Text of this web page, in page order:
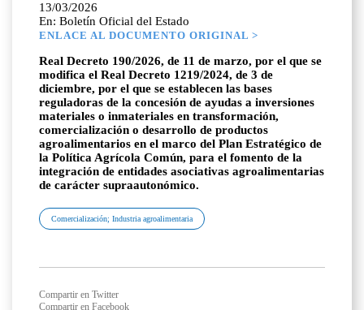
13/03/2026
En: Boletín Oficial del Estado
ENLACE AL DOCUMENTO ORIGINAL >
Real Decreto 190/2026, de 11 de marzo, por el que se
modifica el Real Decreto 1219/2024, de 3 de
diciembre, por el que se establecen las bases
reguladoras de la concesión de ayudas a inversiones
materiales o inmateriales en transformación,
comercialización o desarrollo de productos
agroalimentarios en el marco del Plan Estratégico de
la Política Agrícola Común, para el fomento de la
integración de entidades asociativas agroalimentarias
de carácter supraautonómico.
Comercialización; Industria agroalimentaria
Compartir en Twitter
Compartir en Facebook